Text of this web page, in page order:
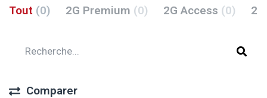
Tout (0) 2G Premium (0) 2G Access (0)
Comparer